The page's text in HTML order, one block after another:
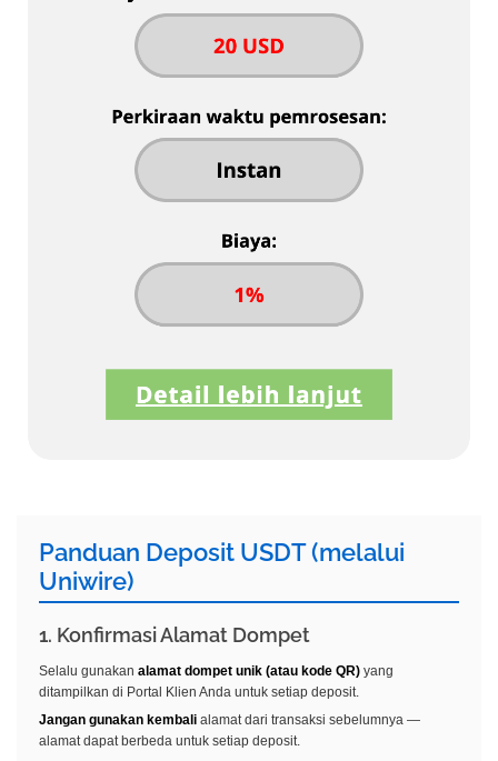
Panduan Deposit USDT (melalui
Uniwire)
1. Konfirmasi Alamat Dompet
Selalu gunakan alamat dompet unik (atau kode QR) yang
ditampilkan di Portal Klien Anda untuk setiap deposit.
Jangan gunakan kembali alamat dari transaksi sebelumnya —
alamat dapat berbeda untuk setiap deposit.